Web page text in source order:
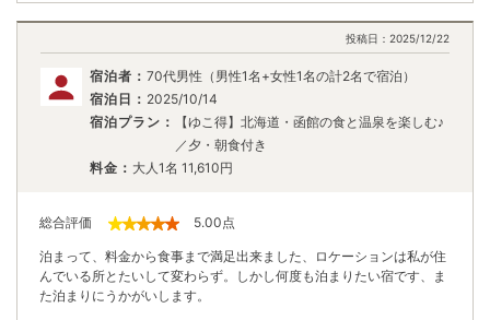
投稿日： 2025/12/22
宿泊者： 70代男性（男性1名+女性1名の計2名で宿泊）
宿泊日： 2025/10/14
宿泊プラン：
【ゆこ得】北海道・函館の食と温泉を楽しむ♪
／夕・朝食付き
料金： 大人1名 11,610円
総合評価 5.00点
泊まって、料金から食事まで満足出来ました、ロケーションは私が住
んでいる所とたいして変わらず。しかし何度も泊まりたい宿です、ま
た泊まりにうかがいします。